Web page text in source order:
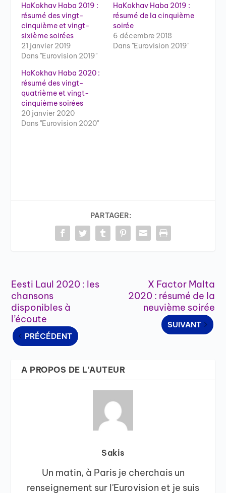
HaKokhav Haba 2019 :
résumé des vingt-
cinquième et vingt-
sixième soirées
21 janvier 2019
Dans "Eurovision 2019"
HaKokhav Haba 2019 :
résumé de la cinquième
soirée
6 décembre 2018
Dans "Eurovision 2019"
HaKokhav Haba 2020 :
résumé des vingt-
quatrième et vingt-
cinquième soirées
20 janvier 2020
Dans "Eurovision 2020"
PARTAGER:
Eesti Laul 2020 : les
chansons
disponibles à
l’écoute
PRÉCÉDENT
X Factor Malta
2020 : résumé de la
neuvième soirée
SUIVANT
A PROPOS DE L'AUTEUR
Sakis
Un matin, à Paris je cherchais un
renseignement sur l'Eurovision et je suis